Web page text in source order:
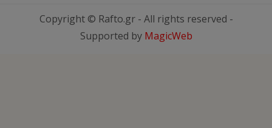
Copyright © Rafto.gr - All rights reserved -
Supported by MagicWeb